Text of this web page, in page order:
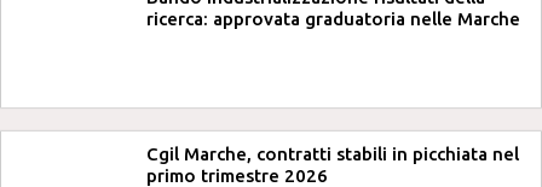
ricerca: approvata graduatoria nelle Marche
Cgil Marche, contratti stabili in picchiata nel
primo trimestre 2026